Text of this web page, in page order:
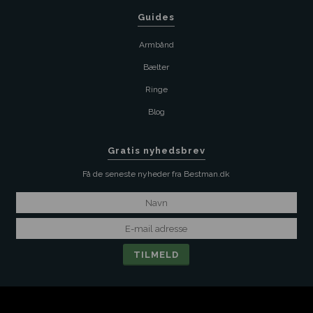
Guides
Armbånd
Bælter
Ringe
Blog
Gratis nyhedsbrev
Få de seneste nyheder fra Bestman.dk